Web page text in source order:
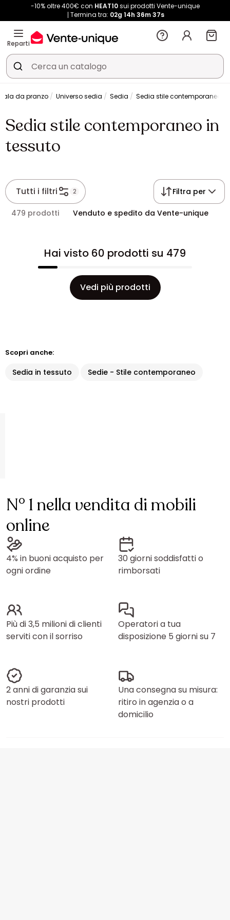
-10% oltre 400€ con HEAT10sui prodotti Vente-unique
Termina tra: 02g 14h 36m37s
Reparti
da pranzo Universo sedia Sedia Sedia stile contemporaneo in
Sedia stile contemporaneo in
tessuto
Tutti i filtri 2 Filtra per
479 prodotti Venduto e spedito da Vente-unique
Hai visto 60 prodotti su 479
Vedi più prodotti
Scopri anche:
Sedia in tessuto Sedie - Stile contemporaneo
N° 1 nella vendita di mobili
online
4% in buoni acquisto per
ogni ordine
30 giorni soddisfatti o
rimborsati
Più di 3,5 milioni di clienti
serviti con il sorriso
Operatori a tua
disposizione 5 giorni su 7
2 anni di garanzia sui
nostri prodotti
Una consegna su misura:
ritiro in agenzia o a
domicilio